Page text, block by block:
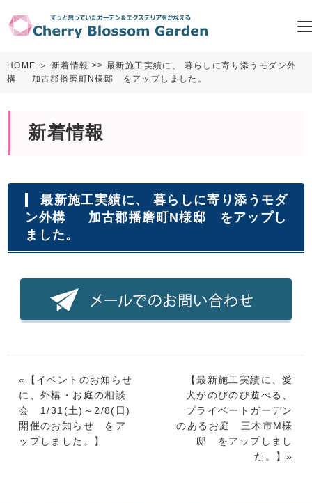
HOME ＞ 新着情報 >> 最新施工実績に、 暮らしに寄り添うモダン外
構 加古郡播磨町N様邸 をアップしました。
新着情報
最新施工実績に、 暮らしに寄り添うモダ
ン外構 加古郡播磨町N様邸 をアップし
ました。
«【 イベントのお知らせ
に、外構・お庭の相談
会 1/31(土)～2/8(日)
開催のお知らせ をア
ップしました。
】
【最新施工実績に、愛
犬がのびのび遊べる、
プライベートガーデン
のあるお庭 三木市M様
邸 をアップしまし
た。
】»